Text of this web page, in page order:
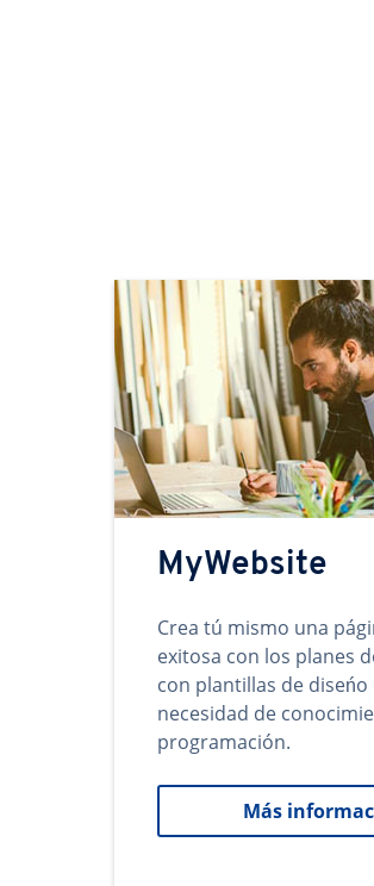
MyWebsite
Crea tú mismo una
exitosa con los planes
con plantillas de diseńo
necesidad de
programación.
Más